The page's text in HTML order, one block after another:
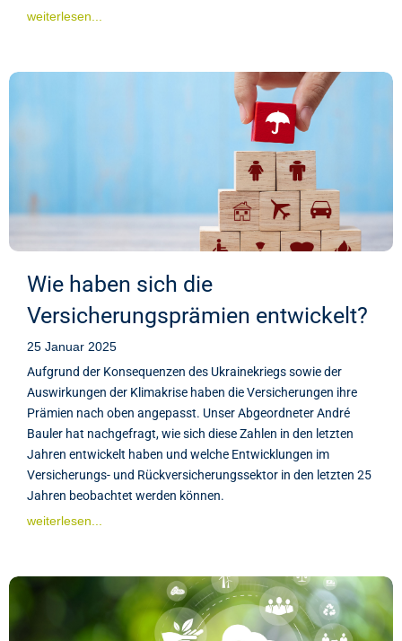
weiterlesen...
Wie haben sich die
Versicherungsprämien entwickelt?
25 Januar 2025
Aufgrund der Konsequenzen des Ukrainekriegs sowie der
Auswirkungen der Klimakrise haben die Versicherungen ihre
Prämien nach oben angepasst. Unser Abgeordneter André
Bauler hat nachgefragt, wie sich diese Zahlen in den letzten
Jahren entwickelt haben und welche Entwicklungen im
Versicherungs- und Rückversicherungssektor in den letzten 25
Jahren beobachtet werden können.
weiterlesen...